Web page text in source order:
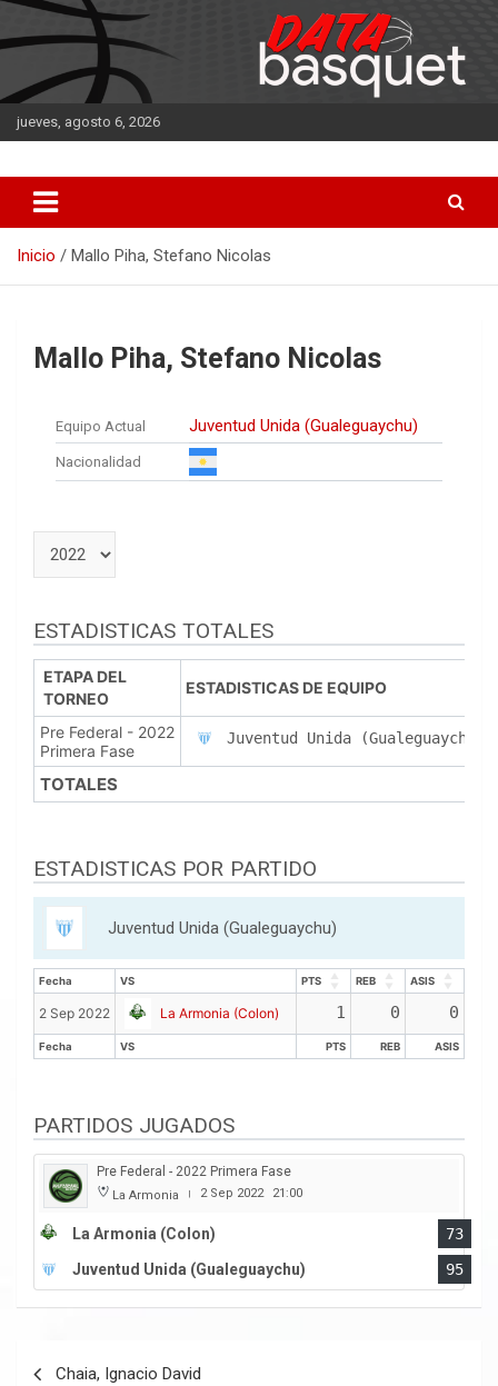
Saltar
al
contenido
jueves, agosto 6, 2026
DATA Basquet
Inicio Mallo Piha, Stefano Nicolas
Mallo Piha, Stefano Nicolas
Equipo Actual Juventud Unida (Gualeguaychu)
Nacionalidad
ESTADISTICAS TOTALES
ETAPA DEL
TORNEO
ESTADISTICAS DE EQUIPO
Pre Federal - 2022
Primera Fase
Juventud Unida (Gualeguaychu)
TOTALES
ESTADISTICAS POR PARTIDO
Juventud Unida (Gualeguaychu)
Fecha VS PTS REB
ASIS
Fecha VS PTS REB ASIS
2 Sep 2022 La Armonia (Colon) 1 0 0
Fecha VS PTS REB ASIS
PARTIDOS JUGADOS
Pre Federal - 2022 Primera Fase
La Armonia | 2 Sep 2022 21:00
La Armonia (Colon)
73
Juventud Unida (Gualeguaychu)
95
Chaia, Ignacio David